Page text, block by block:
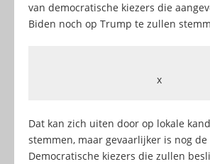
van democratische kiezers die
Biden noch op Trump te zullen
x
Dat kan zich uiten door op lokale
stemmen, maar gevaarlijker is nog de
Democratische kiezers die zullen